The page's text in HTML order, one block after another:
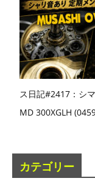
ス日記#2417：シ
MD 300XGLH
カテゴリー